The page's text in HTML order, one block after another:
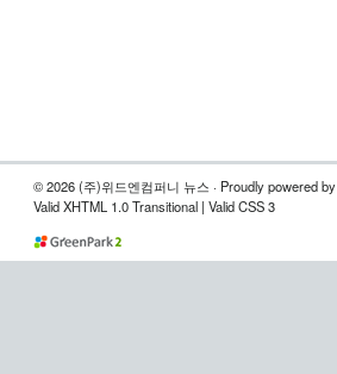
© 2026 (주)위드엔컴퍼니 뉴스 · Proudly powered by
Valid XHTML 1.0 Transitional | Valid CSS 3